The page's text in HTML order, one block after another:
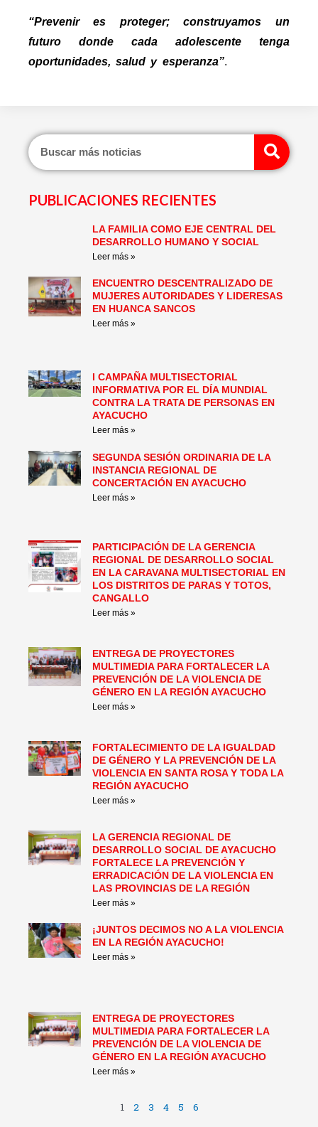
“Prevenir es proteger; construyamos un
futuro donde cada adolescente tenga
oportunidades, salud y esperanza”.
PUBLICACIONES RECIENTES
LA FAMILIA COMO EJE CENTRAL DEL
DESARROLLO HUMANO Y SOCIAL
Leer más »
ENCUENTRO DESCENTRALIZADO DE
MUJERES AUTORIDADES Y LIDERESAS
EN HUANCA SANCOS
Leer más »
I CAMPAÑA MULTISECTORIAL
INFORMATIVA POR EL DÍA MUNDIAL
CONTRA LA TRATA DE PERSONAS EN
AYACUCHO
Leer más »
SEGUNDA SESIÓN ORDINARIA DE LA
INSTANCIA REGIONAL DE
CONCERTACIÓN EN AYACUCHO
Leer más »
PARTICIPACIÓN DE LA GERENCIA
REGIONAL DE DESARROLLO SOCIAL
EN LA CARAVANA MULTISECTORIAL EN
LOS DISTRITOS DE PARAS Y TOTOS,
CANGALLO
Leer más »
ENTREGA DE PROYECTORES
MULTIMEDIA PARA FORTALECER LA
PREVENCIÓN DE LA VIOLENCIA DE
GÉNERO EN LA REGIÓN AYACUCHO
Leer más »
FORTALECIMIENTO DE LA IGUALDAD
DE GÉNERO Y LA PREVENCIÓN DE LA
VIOLENCIA EN SANTA ROSA Y TODA LA
REGIÓN AYACUCHO
Leer más »
LA GERENCIA REGIONAL DE
DESARROLLO SOCIAL DE AYACUCHO
FORTALECE LA PREVENCIÓN Y
ERRADICACIÓN DE LA VIOLENCIA EN
LAS PROVINCIAS DE LA REGIÓN
Leer más »
¡JUNTOS DECIMOS NO A LA VIOLENCIA
EN LA REGIÓN AYACUCHO!
Leer más »
ENTREGA DE PROYECTORES
MULTIMEDIA PARA FORTALECER LA
PREVENCIÓN DE LA VIOLENCIA DE
GÉNERO EN LA REGIÓN AYACUCHO
Leer más »
Page
1
Page
2
Page
3
Page
4
Page
5
Page
6